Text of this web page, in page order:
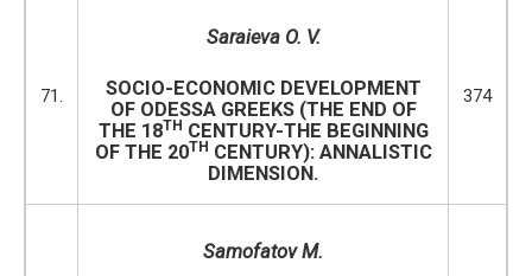
71.
Saraieva O. V.
SOCIO-ECONOMIC DEVELOPMENT
OF ODESSA GREEKS (THE END OF
THE 18TH CENTURY-THE BEGINNING
OF THE 20TH CENTURY): ANNALISTIC
DIMENSION.
374
Samofatov M.